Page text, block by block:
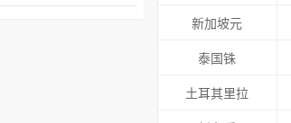
新加坡元
泰国铢
土耳其里拉